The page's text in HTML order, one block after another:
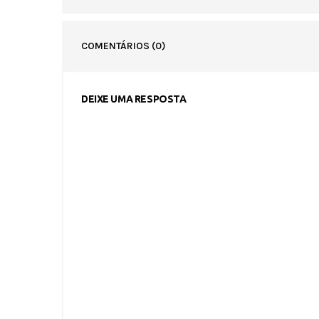
COMENTÁRIOS (0)
DEIXE UMA RESPOSTA